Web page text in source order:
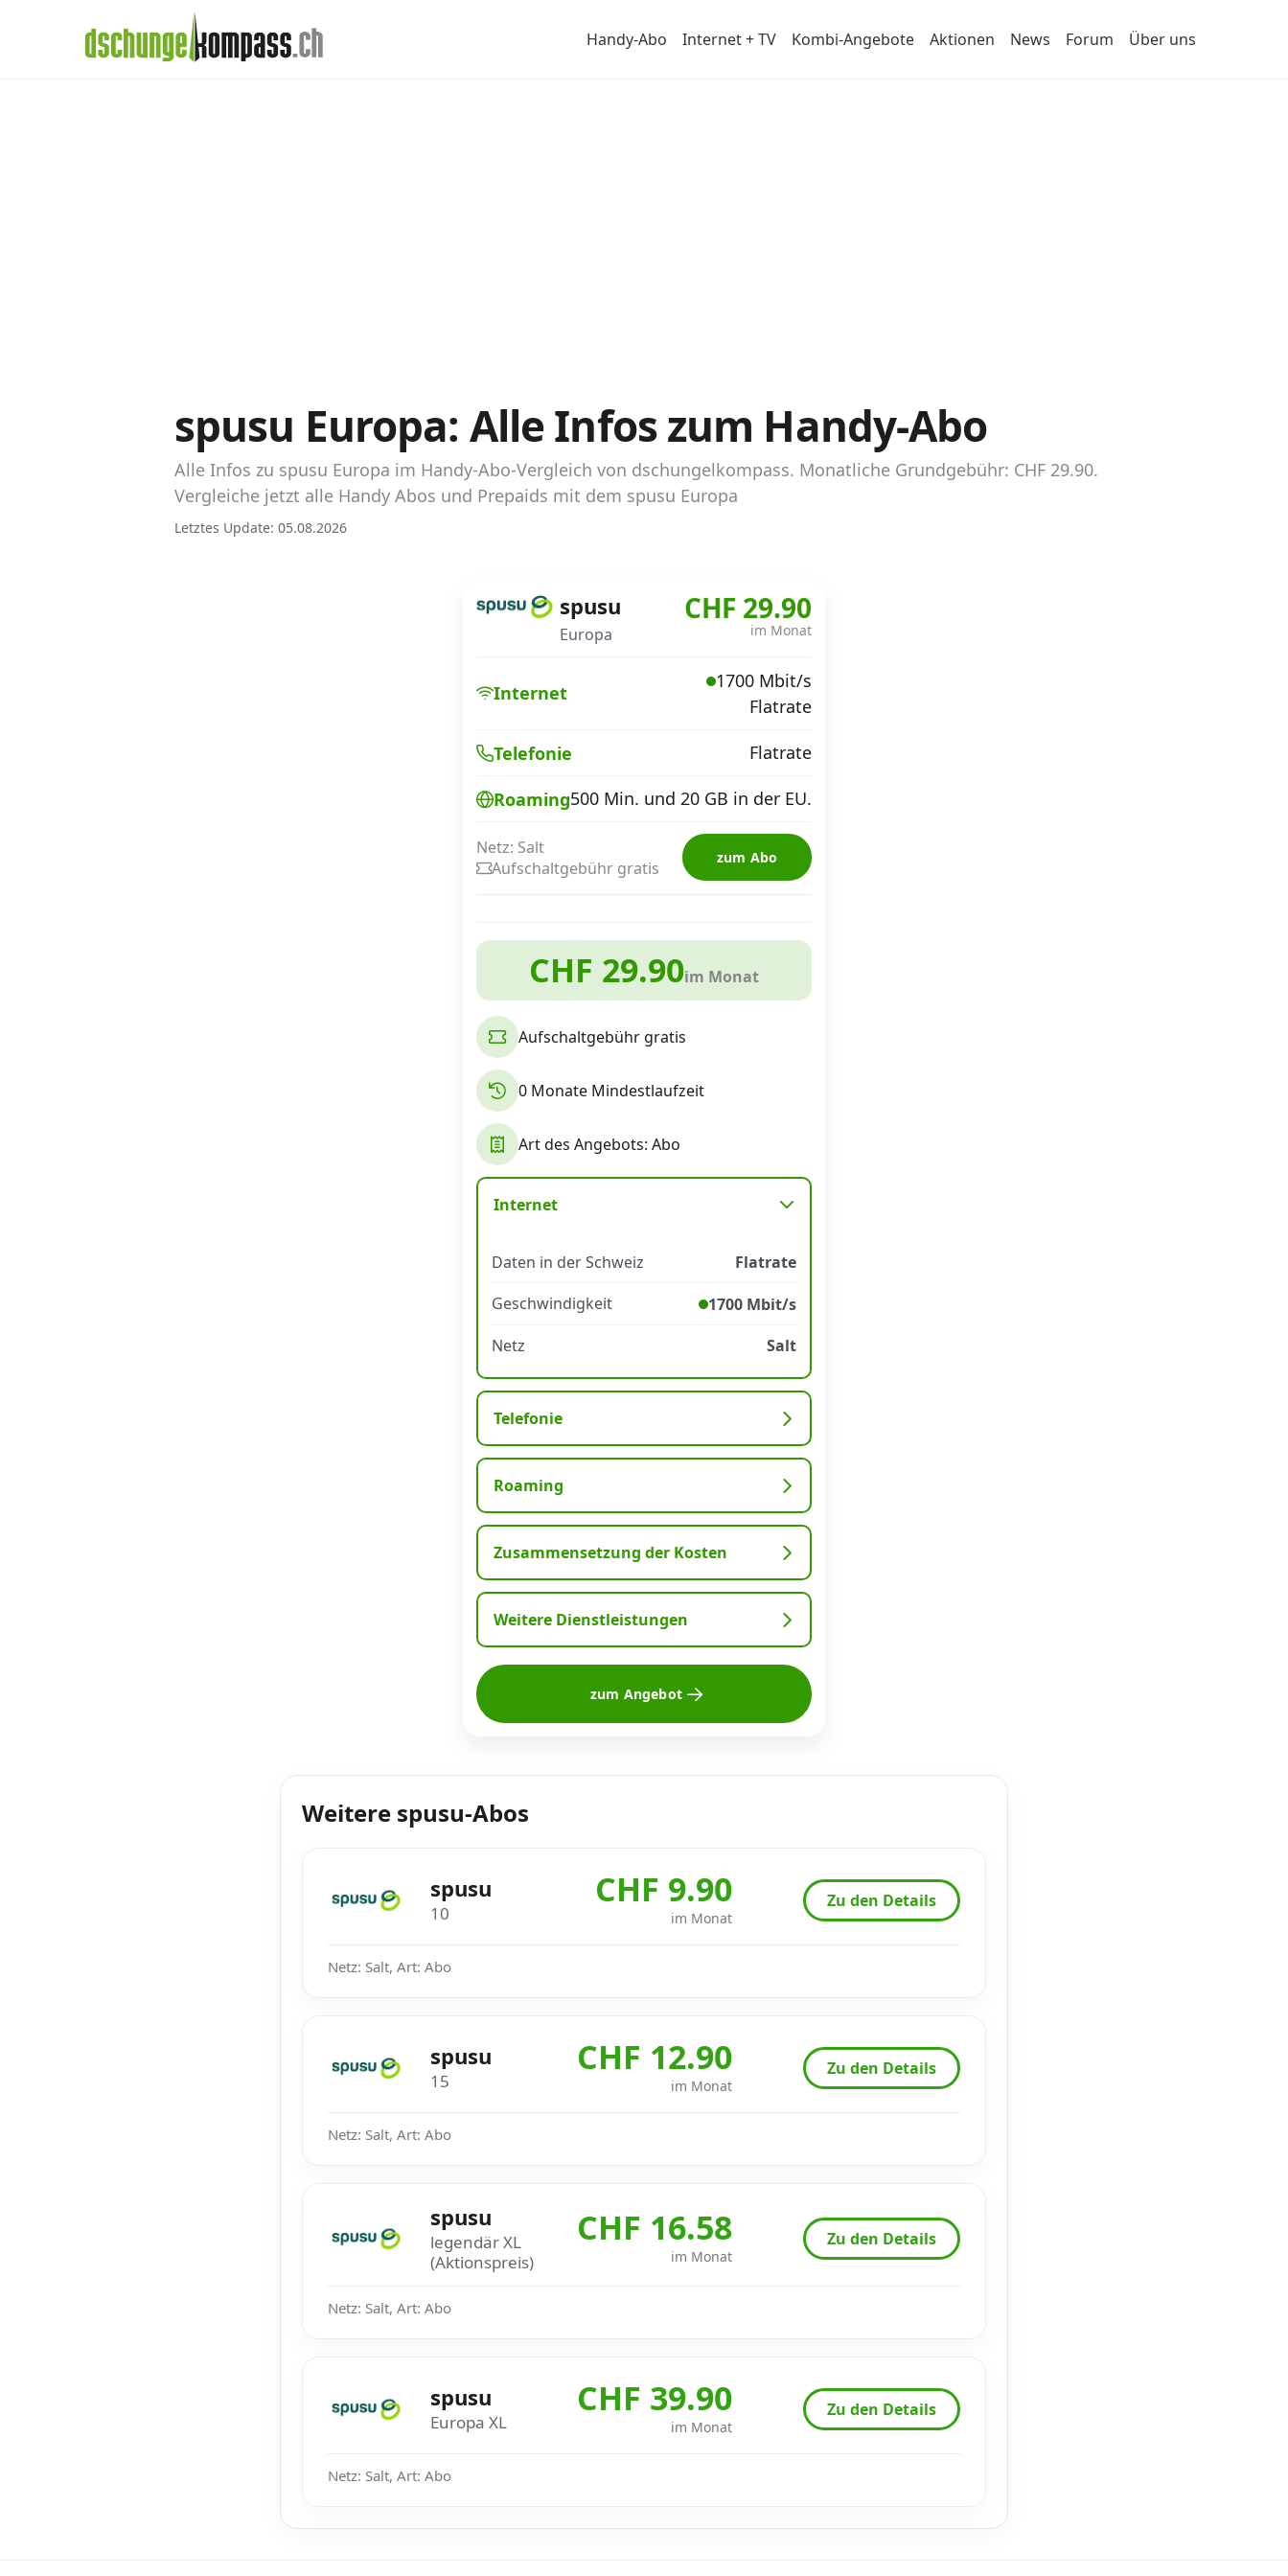
Handy-Abo Internet + TV Kombi-Angebote Aktionen News Forum Über uns
Abos für Tablets, Hotspots und Smart
Tarifrechner Handy-Abo
Der gute alte Tarifrechner im neuen Design
spusu Europa: Alle Infos zum Handy-Abo
Alle Infos zu spusu Europa im Handy-Abo-Vergleich von dschungelkompass. Monatliche Grundgebühr: CHF 29.90.
Vergleiche jetzt alle Handy Abos und Prepaids mit dem spusu Europa
Letztes Update: 05.08.2026
spusu
Europa
CHF 29.90
im Monat
Internet
1700 Mbit/s
Flatrate
Telefonie Flatrate
Roaming500 Min. und 20 GB in der EU.
Netz: Salt
Aufschaltgebühr gratis
zum Abo
CHF 29.90im Monat
Aufschaltgebühr gratis
0 Monate Mindestlaufzeit
Art des Angebots: Abo
Internet
Daten in der Schweiz
Flatrate
Geschwindigkeit
1700 Mbit/s
Netz
Salt
Telefonie
Roaming
Zusammensetzung der Kosten
Weitere Dienstleistungen
zum Angebot
Weitere spusu-Abos
spusu
10
CHF 9.90
im Monat
Zu den Details
Netz: Salt, Art: Abo
spusu
15
CHF 12.90
im Monat
Zu den Details
Netz: Salt, Art: Abo
spusu
legendär XL
(Aktionspreis)
CHF 16.58
im Monat
Zu den Details
Netz: Salt, Art: Abo
spusu
Europa XL
CHF 39.90
im Monat
Zu den Details
Netz: Salt, Art: Abo